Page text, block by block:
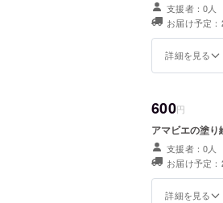
支援者：0人
お届け予定
詳細を見る
600円
アマビエの塗り
支援者：0人
お届け予定
詳細を見る